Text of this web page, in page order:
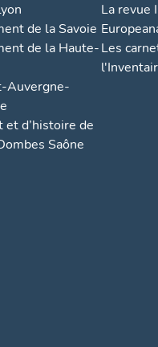
de la Savoie
de la Haute-
Auvergne-
et d’histoire de
Saône
La revue
Les